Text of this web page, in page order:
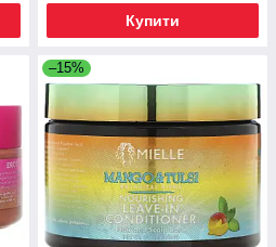
Купити
–15%